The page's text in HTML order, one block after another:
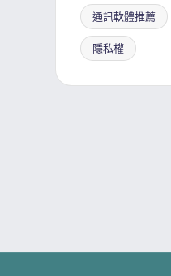
通訊軟體推薦
隱私權